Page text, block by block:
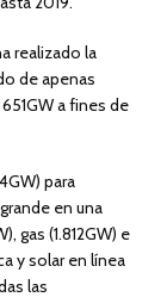
realizado la
de apenas
a fines de
para
en una
gas (1.812GW) e
y solar en línea
las